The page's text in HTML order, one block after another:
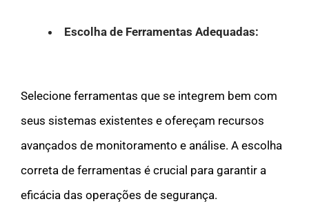
Escolha de Ferramentas Adequadas:
Selecione ferramentas que se integrem bem com
seus sistemas existentes e ofereçam recursos
avançados de monitoramento e análise. A escolha
correta de ferramentas é crucial para garantir a
eficácia das operações de segurança.